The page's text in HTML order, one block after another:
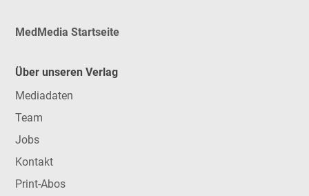
MedMedia Startseite
Über unseren Verlag
Mediadaten
Team
Jobs
Kontakt
Print-Abos